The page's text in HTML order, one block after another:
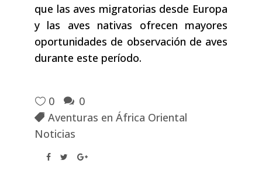
que las aves migratorias desde Europa
y las aves nativas ofrecen mayores
oportunidades de observación de aves
durante este período.
0
0
Aventuras en África Oriental
Noticias